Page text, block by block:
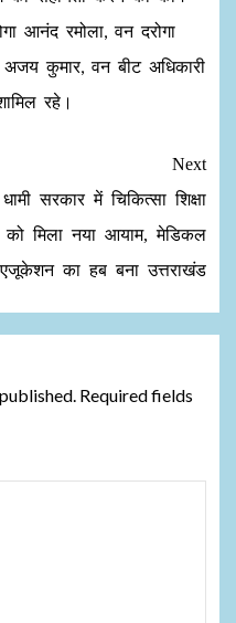
आनंद रमोला, वन दरोगा
अजय कुमार, वन बीट अधिकारी
रहे।
Next
धामी सरकार में चिकित्सा शिक्षा
को मिला नया आयाम, मेडिकल
एजूकेशन का हब बना उत्तराखंड
Required fields